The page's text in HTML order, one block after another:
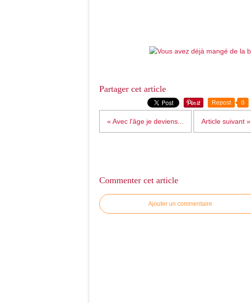
Partager cet article
Repost 0
« Avec l'âge je deviens... Article suivant »
Commenter cet article
Ajouter un commentaire